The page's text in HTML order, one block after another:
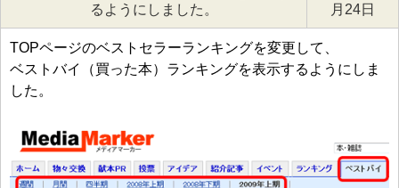
るようにしました。
月24日
TOPページのベストセラーランキングを変更して、
ベストバイ（買った本）ランキングを表示するようにしま
した。